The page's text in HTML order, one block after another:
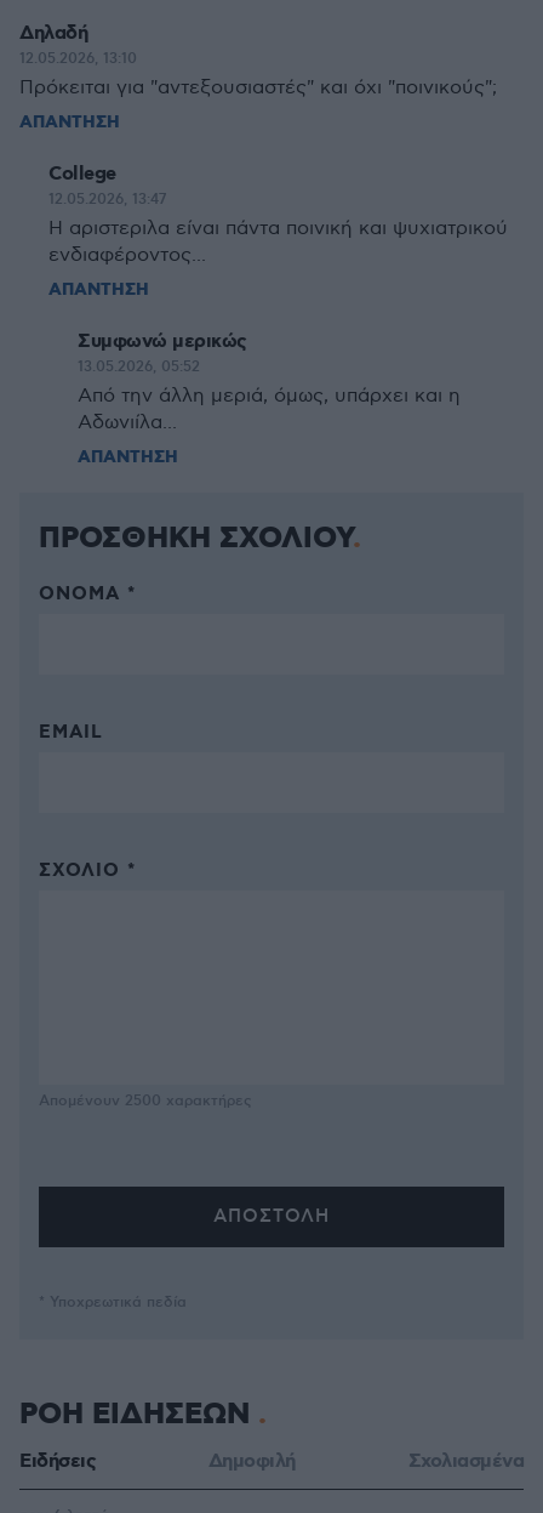
Δηλαδή
12.05.2026, 13:10
Πρόκειται για "αντεξουσιαστές" και όχι "ποινικούς";
ΑΠΑΝΤΗΣΗ
College
12.05.2026, 13:47
Η αριστεριλα είναι πάντα ποινική και ψυχιατρικού
ενδιαφέροντος...
ΑΠΑΝΤΗΣΗ
Συμφωνώ μερικώς
13.05.2026, 05:52
Από την άλλη μεριά, όμως, υπάρχει και η
Αδωνιίλα...
ΑΠΑΝΤΗΣΗ
ΠΡΟΣΘΗΚΗ ΣΧΟΛΙΟΥ
ΌΝΟΜΑ *
EMAIL
ΣΧΌΛΙΟ *
Απομένουν 2500 χαρακτήρες
* Υποχρεωτικά πεδία
ΡΟΗ ΕΙΔΗΣΕΩΝ
Ειδήσεις Δημοφιλή Σχολιασμένα